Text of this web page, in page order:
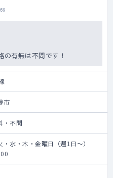
有無は不問です！
市
・不問
・水・木・金曜日（週1日～）